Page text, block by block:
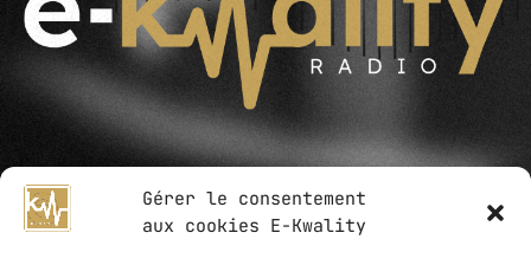
Gérer le consentement
aux cookies E-Kwality
DERNIERS PODCASTS